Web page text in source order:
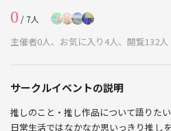
0 / 7人
主催者0人、お気に入り4人、閲覧132人
サークルイベントの説明
推しのこと・推し作品について語りたい
日常生活ではなかなか思いっきり推し